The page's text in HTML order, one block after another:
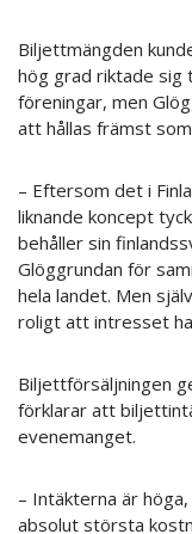
Biljettmängden
hög grad riktade sig
föreningar, men
att hållas främst
– Eftersom det i
liknande koncept
behåller sin
Glöggrundan för
hela landet. Men
roligt att intresset
Biljettförsäljningen
förklarar att
evenemanget.
– Intäkterna är
absolut största